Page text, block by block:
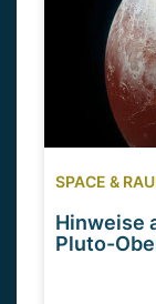
SPACE &
Hinweise
Pluto-